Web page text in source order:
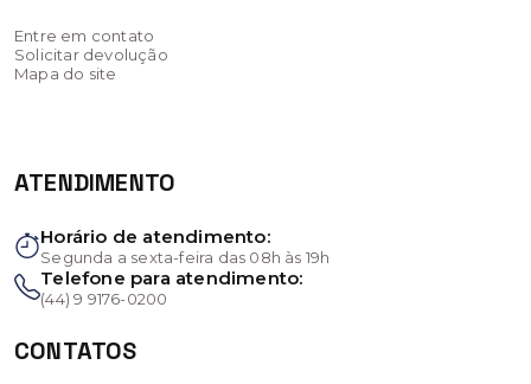
Entre em contato
Solicitar devolução
Mapa do site
ATENDIMENTO
Horário de atendimento:
Segunda a sexta-feira das 08h às 19h
Telefone para atendimento:
(44) 9 9176-0200
CONTATOS